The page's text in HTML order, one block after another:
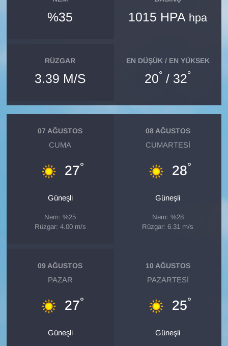
%35 1015 HPA hpa
RÜZGAR
3.39 M/S
EN DÜŞÜK / EN YÜKSEK
20° / 32°
07 AĞUSTOS
CUMA
27°
Güneşli
Nem: %25
Rüzgar: 4.00 m/s
08 AĞUSTOS
CUMARTESI
28°
Güneşli
Nem: %28
Rüzgar: 6.31 m/s
09 AĞUSTOS
PAZAR
27°
Güneşli
10 AĞUSTOS
PAZARTESI
25°
Güneşli
KURDÎ
MEDYA
ONE EKONOMİ
POLİTİKA
Resmi İlanlar
SİYASET
TEBRİK
TEKNOLOJİ